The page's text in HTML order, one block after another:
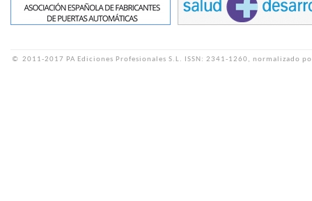
© 2011-2017 PA Ediciones Profesionales S.L. ISSN: 2341-1260, normalizado